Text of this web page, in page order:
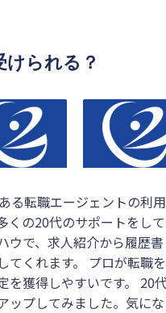
けられる？
る転職エージェントの利
くの20代のサポートをし
ウで、求人紹介から履歴
てくれます。 プロが転職
を獲得しやすいです。 20
ップしてみました。気に